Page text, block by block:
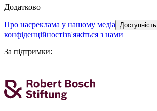
Додатково
про насреклама у нашому медіа Доступність
конфіденційностізв'яжіться з нами
За підтримки: